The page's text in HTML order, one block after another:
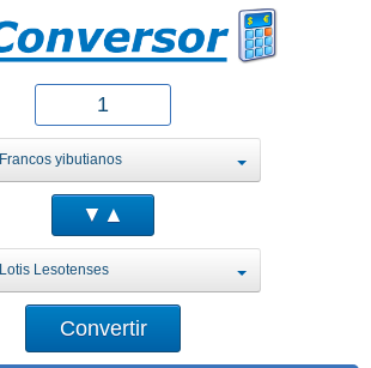
Francos yibutianos
Lotis Lesotenses